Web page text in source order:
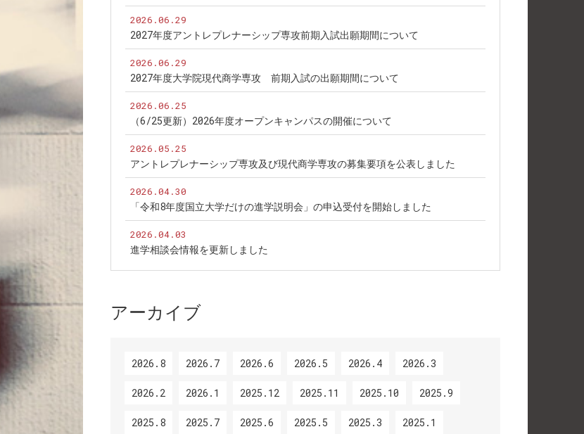
2026.06.29
2027年度アントレプレナーシップ専攻前期入試出願期間について
2026.06.29
2027年度大学院現代商学専攻 前期入試の出願期間について
2026.06.25
（6/25更新）2026年度オープンキャンパスの開催について
2026.05.25
アントレプレナーシップ専攻及び現代商学専攻の募集要項を公表しました
2026.04.30
「令和8年度国立大学だけの進学説明会」の申込受付を開始しました
2026.04.03
進学相談会情報を更新しました
アーカイブ
2026.8 2026.7 2026.6 2026.5 2026.4 2026.3
2026.2 2026.1 2025.12 2025.11 2025.10 2025.9
2025.8 2025.7 2025.6 2025.5 2025.3 2025.1